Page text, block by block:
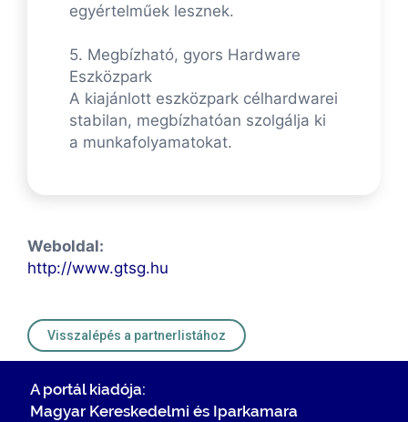
egyértelműek lesznek.
5. Megbízható, gyors Hardware
Eszközpark
A kiajánlott eszközpark célhardwarei
stabilan, megbízhatóan szolgálja ki
a munkafolyamatokat.
Weboldal:
http://www.gtsg.hu
Visszalépés a partnerlistához
A portál kiadója:
Magyar Kereskedelmi és Iparkamara